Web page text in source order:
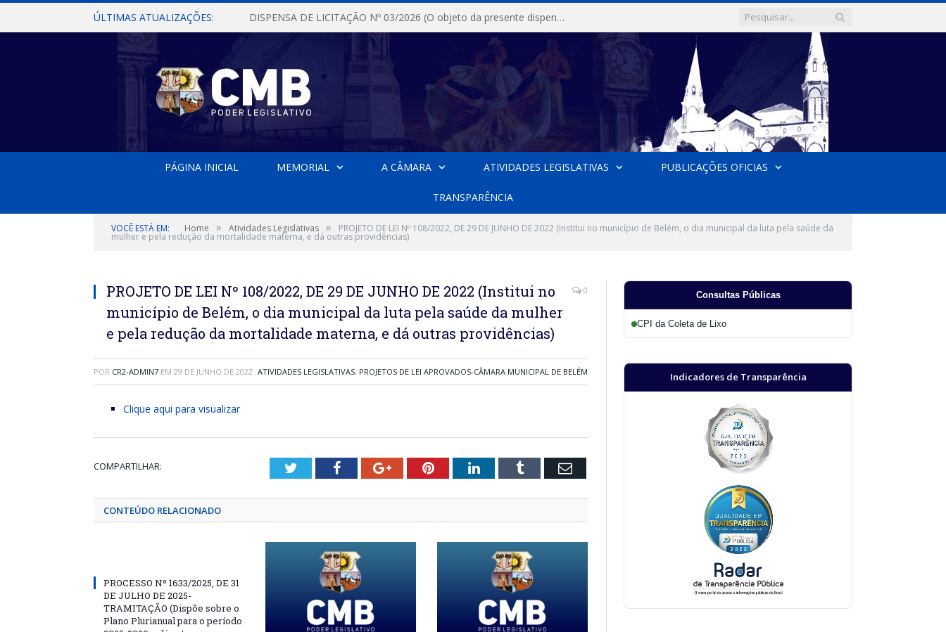
ÚLTIMAS ATUALIZAÇÕES: DISPENSA DE LICITAÇÃO Nº 03/2026 (O objeto da presente dispensa é a escolha da proposta mais vantajosa para a aquisição, de aparelhos de ar condicionado, tipo Split, com material de instalação e fogão industrial, conforme condições, quantidades e exigências estabelecidas no termo de referencia e neste aviso de contratação direta e seus anexos)
PÁGINA INICIAL MEMORIAL A CÂMARA ATIVIDADES LEGISLATIVAS PUBLICAÇÕES OFICIAS
TRANSPARÊNCIA
VOCÊ ESTÁ EM: Home » Atividades Legislativas » PROJETO DE LEI Nº 108/2022, DE 29 DE JUNHO DE 2022 (Institui no município de Belém, o dia municipal da luta pela saúde da
mulher e pela redução da mortalidade materna, e dá outras providências)
PROJETO DE LEI Nº 108/2022, DE 29 DE JUNHO DE 2022 (Institui no
município de Belém, o dia municipal da luta pela saúde da mulher
e pela redução da mortalidade materna, e dá outras providências)
0
POR CR2-ADMIN7 EM 29 DE JUNHO DE 2022 ATIVIDADES LEGISLATIVAS, PROJETOS DE LEI APROVADOS-CÂMARA MUNICIPAL DE BELÉM
Clique aqui para visualizar
COMPARTILHAR: TwitterFacebookGoogle+PinterestLinkedInTumblr Email
CONTEÚDO RELACIONADO
PROCESSO Nº 1633/2025, DE 31
DE JULHO DE 2025-
TRAMITAÇÃO (Dispõe sobre o
Plano Plurianual para o período
Consultas Públicas
CPI da Coleta de Lixo
Indicadores de Transparência